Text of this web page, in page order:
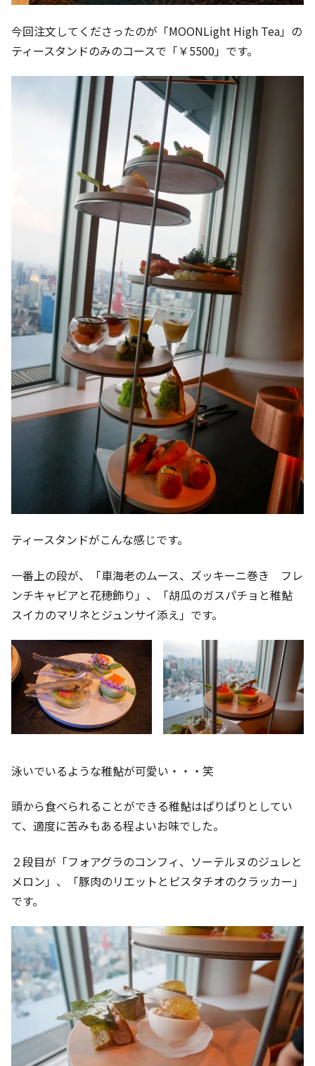
今回注文してくださったのが「MOONLight High Tea」の
ティースタンドのみのコースで「￥5500」です。
ティースタンドがこんな感じです。
一番上の段が、「車海老のムース、ズッキーニ巻き フレ
ンチキャビアと花穂飾り」、「胡瓜のガスパチョと稚鮎
スイカのマリネとジュンサイ添え」です。
泳いでいるような稚鮎が可愛い・・・笑
頭から食べられることができる稚鮎はぱりぱりとしてい
て、適度に苦みもある程よいお味でした。
２段目が「フォアグラのコンフィ、ソーテルヌのジュレと
メロン」、「豚肉のリエットとピスタチオのクラッカー」
です。